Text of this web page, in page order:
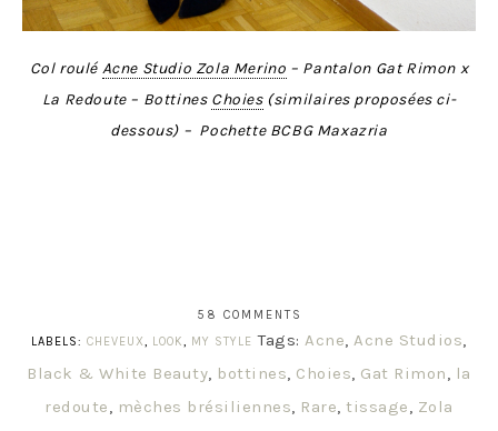
Col roulé Acne Studio Zola Merino – Pantalon Gat Rimon x
La Redoute – Bottines Choies(similaires proposées ci-
dessous) – Pochette BCBG Maxazria
58 COMMENTS
LABELS:CHEVEUX, LOOK, MY STYLE Tags:Acne,Acne Studios,
Black & White Beauty, bottines, Choies, Gat Rimon, la
redoute, mèches brésiliennes, Rare,tissage, Zola